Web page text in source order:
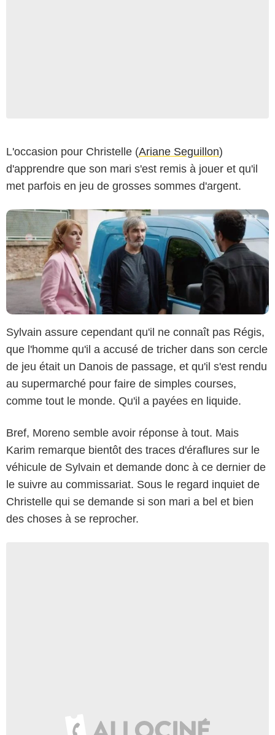
L'occasion pour Christelle (Ariane Seguillon)
d'apprendre que son mari s'est remis à jouer et qu'il
met parfois en jeu de grosses sommes d'argent.
Sylvain assure cependant qu'il ne connaît pas Régis,
que l'homme qu'il a accusé de tricher dans son cercle
de jeu était un Danois de passage, et qu'il s'est rendu
au supermarché pour faire de simples courses,
comme tout le monde. Qu'il a payées en liquide.
Bref, Moreno semble avoir réponse à tout. Mais
Karim remarque bientôt des traces d'éraflures sur le
véhicule de Sylvain et demande donc à ce dernier de
le suivre au commissariat. Sous le regard inquiet de
Christelle qui se demande si son mari a bel et bien
des choses à se reprocher.